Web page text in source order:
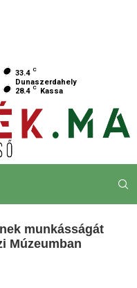
33.4 C
Dunaszerdahely
28.4 C Kassa
munkásságát
Múzeumban